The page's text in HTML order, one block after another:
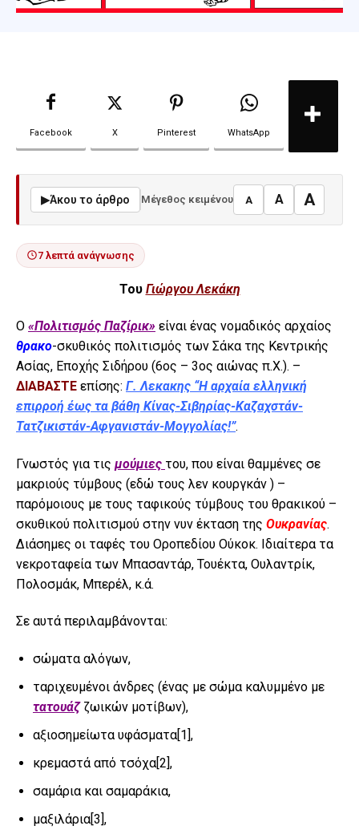
Facebook X Pinterest WhatsApp
▶Άκου το άρθρο Μέγεθος κειμένου A A A
7 λεπτά ανάγνωσης
Του Γιώργου Λεκάκη
Ο «Πολιτισμός Παζίρικ» είναι ένας νομαδικός αρχαίος
θρακο-σκυθικός πολιτισμός των Σάκα της Κεντρικής
Ασίας, Εποχής Σιδήρου (6ος – 3ος αιώνας π.Χ.). –
ΔΙΑΒΑΣΤΕ επίσης: Γ. Λεκακης “Η αρχαία ελληνική
επιρροή έως τα βάθη Κίνας-Σιβηρίας-Καζαχστάν-
Τατζικιστάν-Αφγανιστάν-Μογγολίας!”.
Γνωστός για τις μούμιες του, που είναι θαμμένες σε
μακριούς τύμβους (εδώ τους λεν κουργκάν ) –
παρόμοιους με τους ταφικούς τύμβους του θρακικού –
σκυθικού πολιτισμού στην νυν έκταση της Ουκρανίας.
Διάσημες οι ταφές του Οροπεδίου Ούκοκ. Ιδιαίτερα τα
νεκροταφεία των Μπασαντάρ, Τουέκτα, Ουλαντρίκ,
Πολοσμάκ, Μπερέλ, κ.ά.
Σε αυτά περιλαμβάνονται:
σώματα αλόγων,
ταριχευμένοι άνδρες (ένας με σώμα καλυμμένο με
τατουάζζωικών μοτίβων),
αξιοσημείωτα υφάσματα[1],
κρεμαστά από τσόχα[2],
σαμάρια και σαμαράκια,
μαξιλάρια[3],